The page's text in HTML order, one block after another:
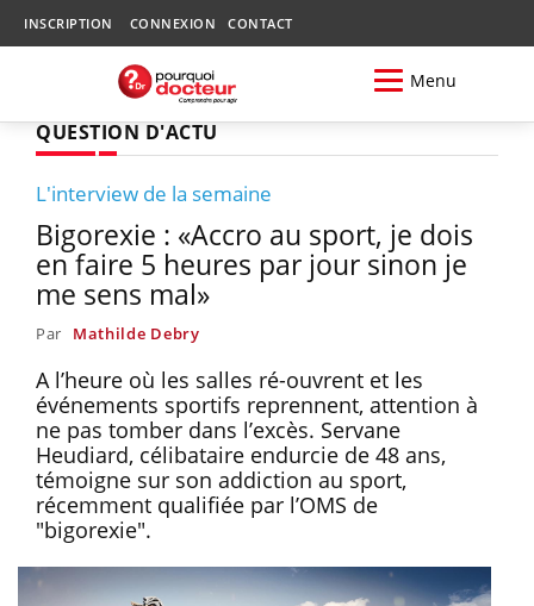
INSCRIPTION CONNEXION CONTACT
Menu
QUESTION D'ACTU
L'interview de la semaine
Bigorexie : «Accro au sport, je dois
en faire 5 heures par jour sinon je
me sens mal»
Par Mathilde Debry
A l’heure où les salles ré-ouvrent et les
événements sportifs reprennent, attention à
ne pas tomber dans l’excès. Servane
Heudiard, célibataire endurcie de 48 ans,
témoigne sur son addiction au sport,
récemment qualifiée par l’OMS de
"bigorexie".